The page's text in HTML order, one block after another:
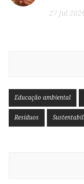
27 jul
Educação ambiental
Resíduos